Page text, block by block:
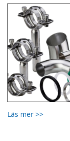
Läs mer >>